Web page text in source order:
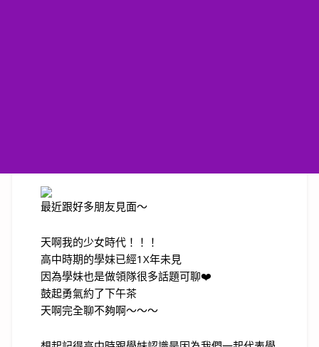
最近跟好多朋友見面～
天啊我的少女時代！！！
高中時期的學妹已經1X年未見
因為學妹也是做領隊很多話題可聊❤️
鼓起勇氣約了下午茶
天啊完全聊不夠啊～～～